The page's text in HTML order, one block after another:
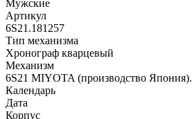
Мужские
Артикул
6S21.181257
Тип механизма
Хронограф кварцевый
Механизм
6S21 MIYOTA (производство Япония).
Календарь
Дата
Корпус